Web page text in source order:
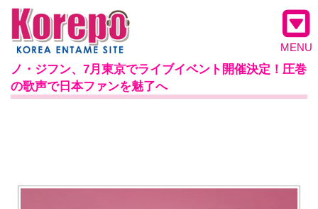
MENU
ノ・ジフン、7月東京でライブイベント開催決定！圧巻
の歌声で日本ファンを魅了へ